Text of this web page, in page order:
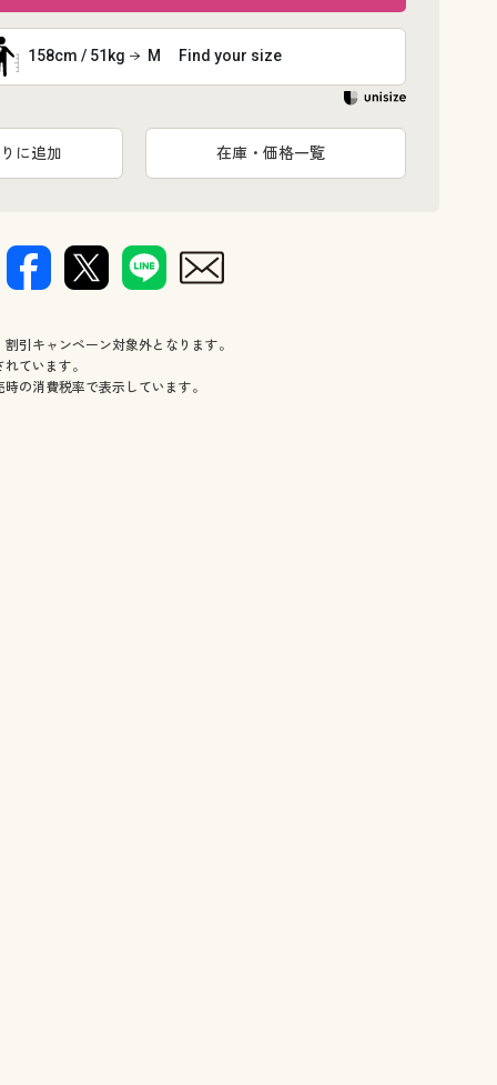
158cm / 51kg M Find your size
に追加 在庫・価格一覧
引キャンペーン対象外となります。
ています。
の消費税率で表示しています。